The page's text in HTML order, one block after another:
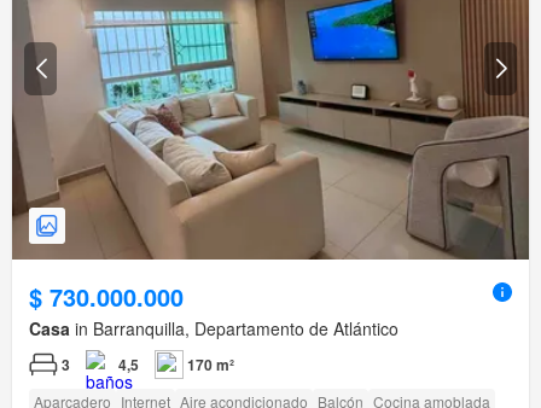
$ 730.000.000
Casa in Barranquilla, Departamento de Atlántico
3 4,5 170 m²
Aparcadero Internet Aire acondicionado Balcón Cocina amoblada